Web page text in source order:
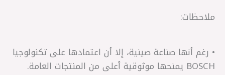
ملاحظات:
• رغم أنها صناعة صينية، إلا أن اعتمادها على تكنولوجيا
BOSCH يمنحها موثوقية أعلى من المنتجات العامة.